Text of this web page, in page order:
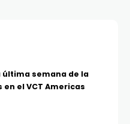
última semana de la
el VCT Americas